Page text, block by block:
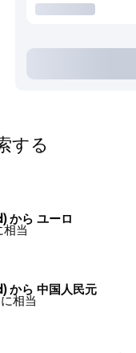
する
から ユーロ
相当
から 中国人民元
相当